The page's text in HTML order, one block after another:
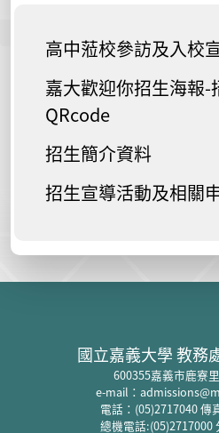
高中蒞校參訪及入校
嘉大歡迎你招生海報-
QRcode
招生簡介資料
招生宣導活動及相關
國立嘉義大學 教務
600355嘉義市鹿寮
e-mail ：
電話： (05)2717040傳
總機電話:(05)2717000